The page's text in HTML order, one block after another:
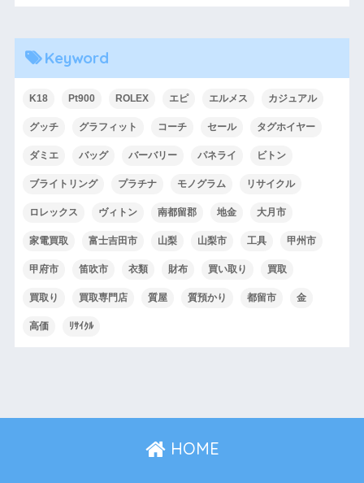
Keyword
K18 Pt900 ROLEX エピ エルメス カジュアル
グッチ グラフィット コーチ セール タグホイヤー
ダミエ バッグ バーバリー パネライ ビトン
ブライトリング プラチナ モノグラム リサイクル
ロレックス ヴィトン 南都留郡 地金 大月市
家電買取 富士吉田市 山梨 山梨市 工具 甲州市
甲府市 笛吹市 衣類 財布 買い取り 買取
買取り 買取専門店 質屋 質預かり 都留市 金
高価 ﾘｻｲｸﾙ
HOME